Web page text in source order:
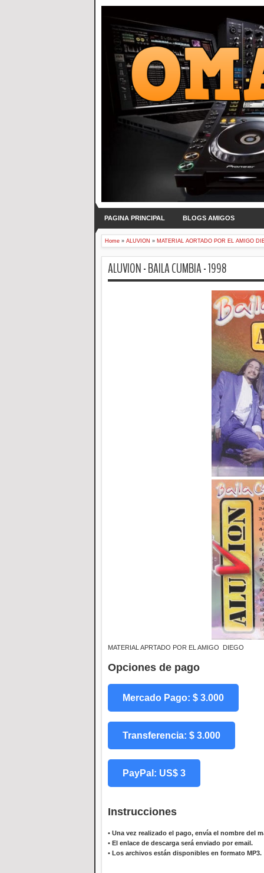
PAGINA PRINCIPAL BLOGS AMIGOS
Home » ALUVION » MATERIAL AORTADO POR EL AMIGO
ALUVION - BAILA CUMBIA - 1998
MATERIAL APRTADO POR EL AMIGO DIEGO
Opciones de pago
Mercado Pago: $ 3.000
Transferencia: $ 3.000
PayPal: US$ 3
Instrucciones
• Una vez realizado el pago, envía el nombre del
• El enlace de descarga será enviado por email.
• Los archivos están disponibles en formato MP3.